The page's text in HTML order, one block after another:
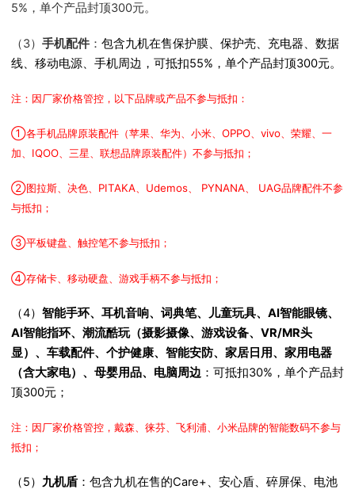
5%，单个产品封顶300元。
（3） 手机配件 ： 包含九机在售保护膜、保护壳、充电器、数据
线、移动电源、手机周边，可抵扣55%，单个产品封顶300元。
注：因厂家价格管控，以下品牌或产品不参与抵扣：
①各手机品牌原装配件（苹果、华为、小米、OPPO、vivo、荣耀、一
加、IQOO、三星、联想品牌原装配件）不参与抵扣；
②图拉斯、决色、PITAKA、Udemos、 PYNANA、 UAG品牌配件不参
与抵扣；
③平板键盘、触控笔不参与抵扣；
④存储卡、移动硬盘、游戏手柄不参与抵扣；
（4） 智能手环、耳机音响、词典笔、儿童玩具、AI智能眼镜、
AI智能指环、潮流酷玩（摄影摄像、游戏设备、VR/MR头
显）、车载配件、个护健康、智能安防、家居日用、家用电器
（含大家电）、母婴用品、电脑周边 ：可抵扣30%，单个产品封
顶300元；
注：因厂家价格管控，戴森、徕芬、飞利浦、小米品牌的智能数码不参与
抵扣；
（5） 九机盾 ：包含九机在售的Care+、安心盾、碎屏保、电池